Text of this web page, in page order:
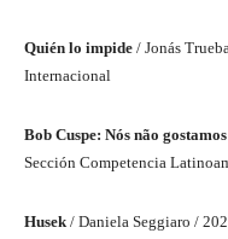
Quién lo impide / Jonás
Internacional
Bob Cuspe: Nós não
Sección Competencia
Husek / Daniela Seggiaro /